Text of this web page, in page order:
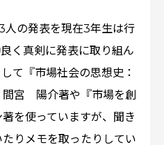
人の発表を現在3年生は行
く真剣に発表に取り組ん
て『市場社会の思想史：
間宮 陽介著や『市場を創
を使っていますが、聞き
りメモを取ったりしてい